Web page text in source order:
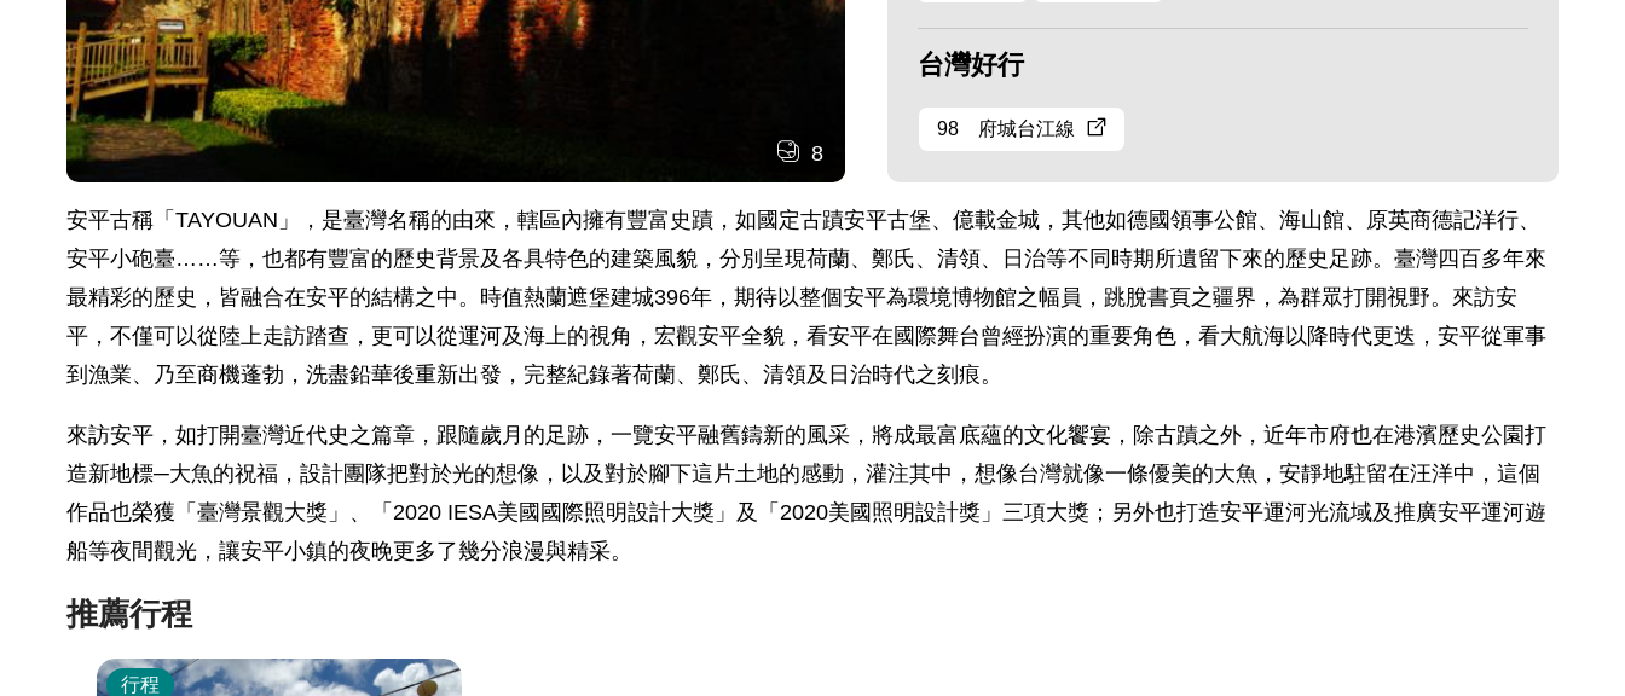
8
台灣好行
98 府城台江線
安平古稱「TAYOUAN」，是臺灣名稱的由來，轄區內擁有豐富史蹟，如國定古蹟安平古堡、億載金城，其他如德國領事公館、海山館、原英商德記洋行、
安平小砲臺……等，也都有豐富的歷史背景及各具特色的建築風貌，分別呈現荷蘭、鄭氏、清領、日治等不同時期所遺留下來的歷史足跡。臺灣四百多年來
最精彩的歷史，皆融合在安平的結構之中。時值熱蘭遮堡建城396年，期待以整個安平為環境博物館之幅員，跳脫書頁之疆界，為群眾打開視野。來訪安
平，不僅可以從陸上走訪踏查，更可以從運河及海上的視角，宏觀安平全貌，看安平在國際舞台曾經扮演的重要角色，看大航海以降時代更迭，安平從軍事
到漁業、乃至商機蓬勃，洗盡鉛華後重新出發，完整紀錄著荷蘭、鄭氏、清領及日治時代之刻痕。
來訪安平，如打開臺灣近代史之篇章，跟隨歲月的足跡，一覽安平融舊鑄新的風采，將成最富底蘊的文化饗宴，除古蹟之外，近年市府也在港濱歷史公園打
造新地標─大魚的祝福，設計團隊把對於光的想像，以及對於腳下這片土地的感動，灌注其中，想像台灣就像一條優美的大魚，安靜地駐留在汪洋中，這個
作品也榮獲「臺灣景觀大獎」、「2020 IESA美國國際照明設計大獎」及「2020美國照明設計獎」三項大獎；另外也打造安平運河光流域及推廣安平運河遊
船等夜間觀光，讓安平小鎮的夜晚更多了幾分浪漫與精采。
推薦行程
行程